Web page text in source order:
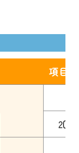
項目
2回